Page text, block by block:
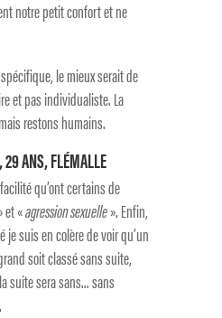
notre petit confort et ne
le mieux serait de
et pas individualiste. La
restons humains.
ANS, FLÉMALLE
qu’ont certains de
«agression sexuelle». Enfin,
je suis en colère de voir qu’un
soit classé sans suite,
suite sera sans… sans